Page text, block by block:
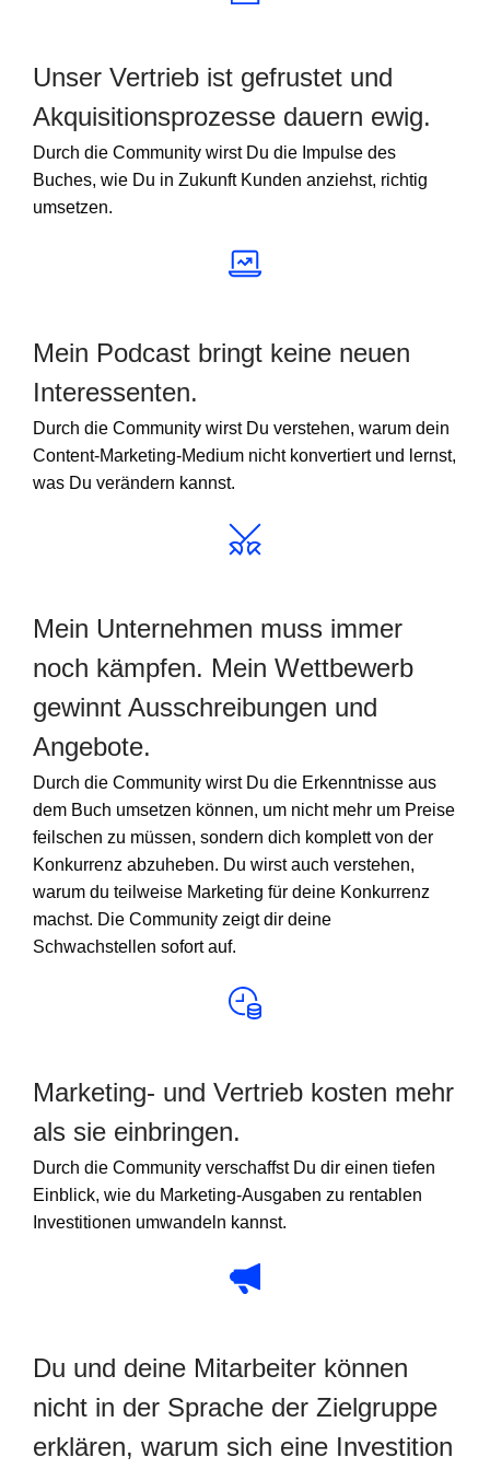
Unser Vertrieb ist gefrustet und
Akquisitionsprozesse dauern ewig.
Durch die Community wirst Du die Impulse des
Buches, wie Du in Zukunft Kunden anziehst, richtig
umsetzen.
Mein Podcast bringt keine neuen
Interessenten.
Durch die Community wirst Du verstehen, warum dein
Content-Marketing-Medium nicht konvertiert und lernst,
was Du verändern kannst.
Mein Unternehmen muss immer
noch kämpfen. Mein Wettbewerb
gewinnt Ausschreibungen und
Angebote.
Durch die Community wirst Du die Erkenntnisse aus
dem Buch umsetzen können, um nicht mehr um Preise
feilschen zu müssen, sondern dich komplett von der
Konkurrenz abzuheben. Du wirst auch verstehen,
warum du teilweise Marketing für deine Konkurrenz
machst. Die Community zeigt dir deine
Schwachstellen sofort auf.
Marketing- und Vertrieb kosten mehr
als sie einbringen.
Durch die Community verschaffst Du dir einen tiefen
Einblick, wie du Marketing-Ausgaben zu rentablen
Investitionen umwandeln kannst.
Du und deine Mitarbeiter können
nicht in der Sprache der Zielgruppe
erklären, warum sich eine Investition